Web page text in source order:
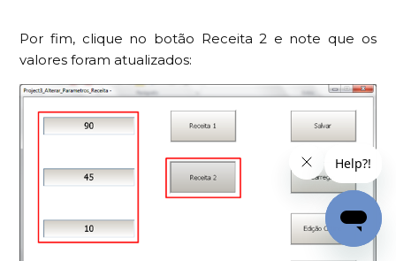
Por fim, clique no botão Receita 2 e note que os
valores foram atualizados: